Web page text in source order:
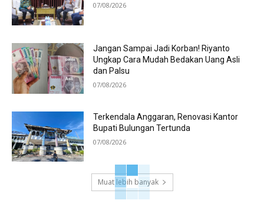
07/08/2026
Jangan Sampai Jadi Korban! Riyanto
Ungkap Cara Mudah Bedakan Uang Asli
dan Palsu
07/08/2026
Terkendala Anggaran, Renovasi Kantor
Bupati Bulungan Tertunda
07/08/2026
Muat lebih banyak